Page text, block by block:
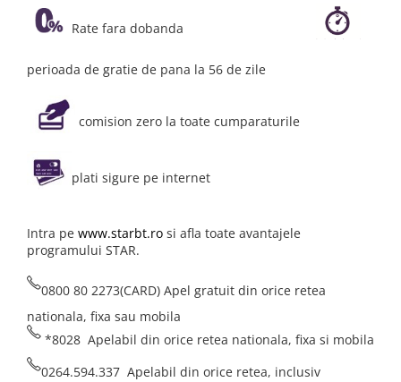
Acumulatori UPS
Accesorii
Panouri portabile
Statii energie portabile
Electrice
Intrerupatoare si prize
Dulapuri pentru cablare
structurata
Sigurante
Tablouri electrice
Lumina (Becuri si Lanterne)
Rate fara dobanda
perioada de gratie de pana la 56 de zile
comision zero la toate cumparaturile
plati sigure pe internet
Intra pe www.starbt.ro si afla toate avantajele
programului STAR.
0800 80 2273(CARD) Apel gratuit din orice retea
nationala, fixa sau mobila
*8028 Apelabil din orice retea nationala, fixa si mobila
0264.594.337 Apelabil din orice retea, inclusiv